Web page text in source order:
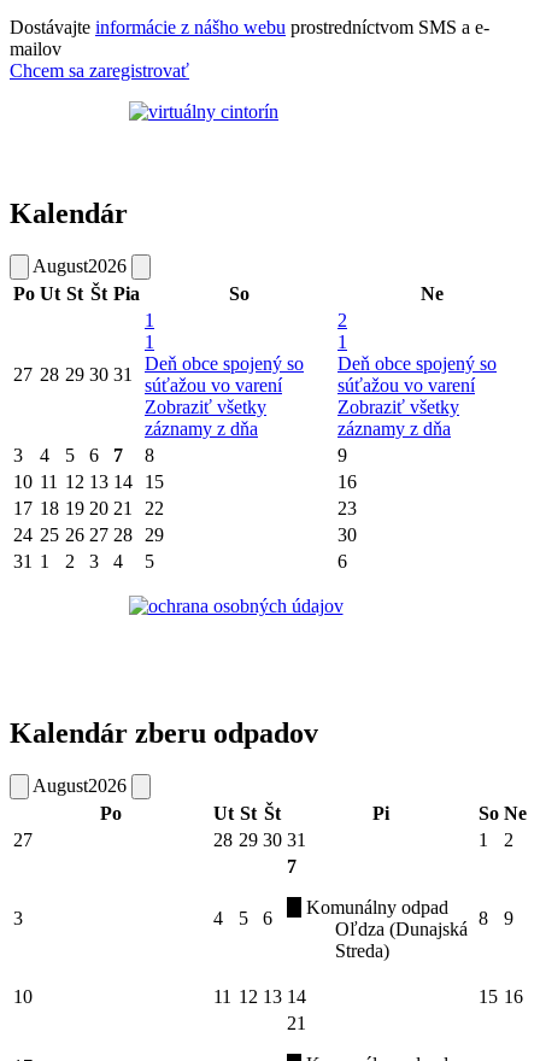
Dostávajte informácie z nášho webu prostredníctvom SMS a e-
mailov
Chcem sa zaregistrovať
Kalendár
August2026
Po Ut St Št Pia So Ne
27 28 29 30 31
1
1
Deň obce spojený so
súťažou vo varení
Zobraziť všetky
záznamy z dňa
2
1
Deň obce spojený so
súťažou vo varení
Zobraziť všetky
záznamy z dňa
3
4 5 6 7 8
9
10 11 12 13 14 15
16
17 18 19 20 21 22
23
24 25 26 27 28 29
30
31 1 2 3 4 5 6
Kalendár zberu odpadov
August2026
Po
Ut St Št Pi So Ne
27
28 29 30 31 1 2
3 4 5 6
7
Komunálny odpad
Oľdza (Dunajská
Streda)
8 9
10 11 12 13 14 15 16
21